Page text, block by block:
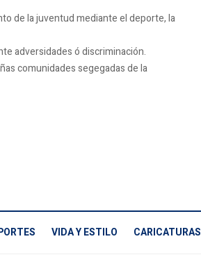
de la juventud mediante el deporte, la
adversidades ó discriminación.
comunidades segegadas de la
VIDA Y ESTILO CARICATURAS